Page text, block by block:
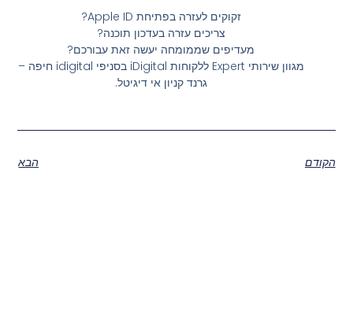
זקוקים לעזרה בפתיחת Apple ID?
צריכים עזרה בעדכון תוכנה?
מעדיפים שממומחה יעשה זאת עבורכם?
מגוון שירותי Expert ללקוחות iDigital בסניפי idigital חיפה –
גרנד קניון אי דיגיטל.
הקודם הבא